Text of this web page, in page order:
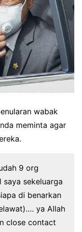
wabak
meminta agar
9 org
sekeluarga
di benarkan
ya Allah
close contact